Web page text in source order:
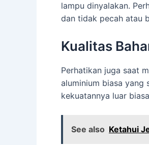
lampu dinyalakan.
dan tidak pecah atau
Kualitas
Perhatikan juga saat
aluminium biasa yang
kekuatannya luar
See also Ketahui